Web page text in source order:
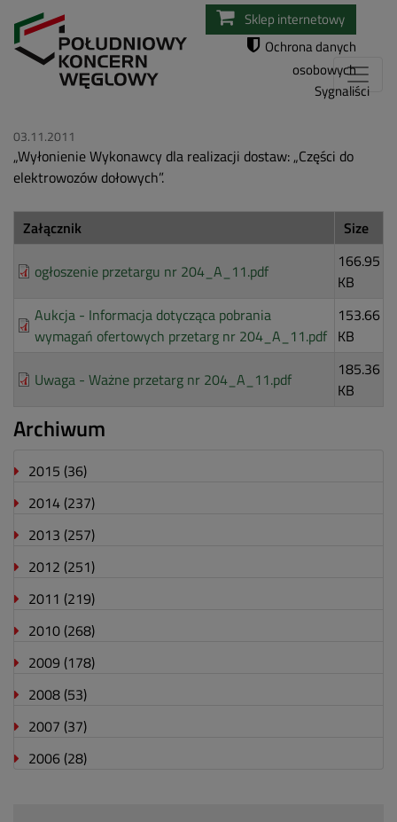
Przejdź
do
Sklep internetowy
Ochrona danych
osobowych
Sygnaliści
03.11.2011
„Wyłonienie Wykonawcy dla realizacji dostaw: „Części do
elektrowozów dołowych”.
Załącznik Size
ogłoszenie przetargu nr 204_A_11.pdf
166.95
KB
Aukcja - Informacja dotycząca pobrania
wymagań ofertowych przetarg nr 204_A_11.pdf
153.66
KB
Uwaga - Ważne przetarg nr 204_A_11.pdf
185.36
KB
Archiwum
2015 (36)
2014 (237)
2013 (257)
2012 (251)
2011 (219)
2010 (268)
2009 (178)
2008 (53)
2007 (37)
2006 (28)